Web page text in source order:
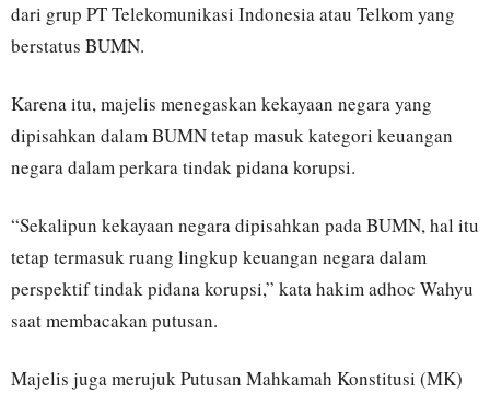
dari grup PT Telekomunikasi Indonesia atau Telkom yang
berstatus BUMN.
Karena itu, majelis menegaskan kekayaan negara yang
dipisahkan dalam BUMN tetap masuk kategori keuangan
negara dalam perkara tindak pidana korupsi.
“Sekalipun kekayaan negara dipisahkan pada BUMN, hal itu
tetap termasuk ruang lingkup keuangan negara dalam
perspektif tindak pidana korupsi,” kata hakim adhoc Wahyu
saat membacakan putusan.
Majelis juga merujuk Putusan Mahkamah Konstitusi (MK)